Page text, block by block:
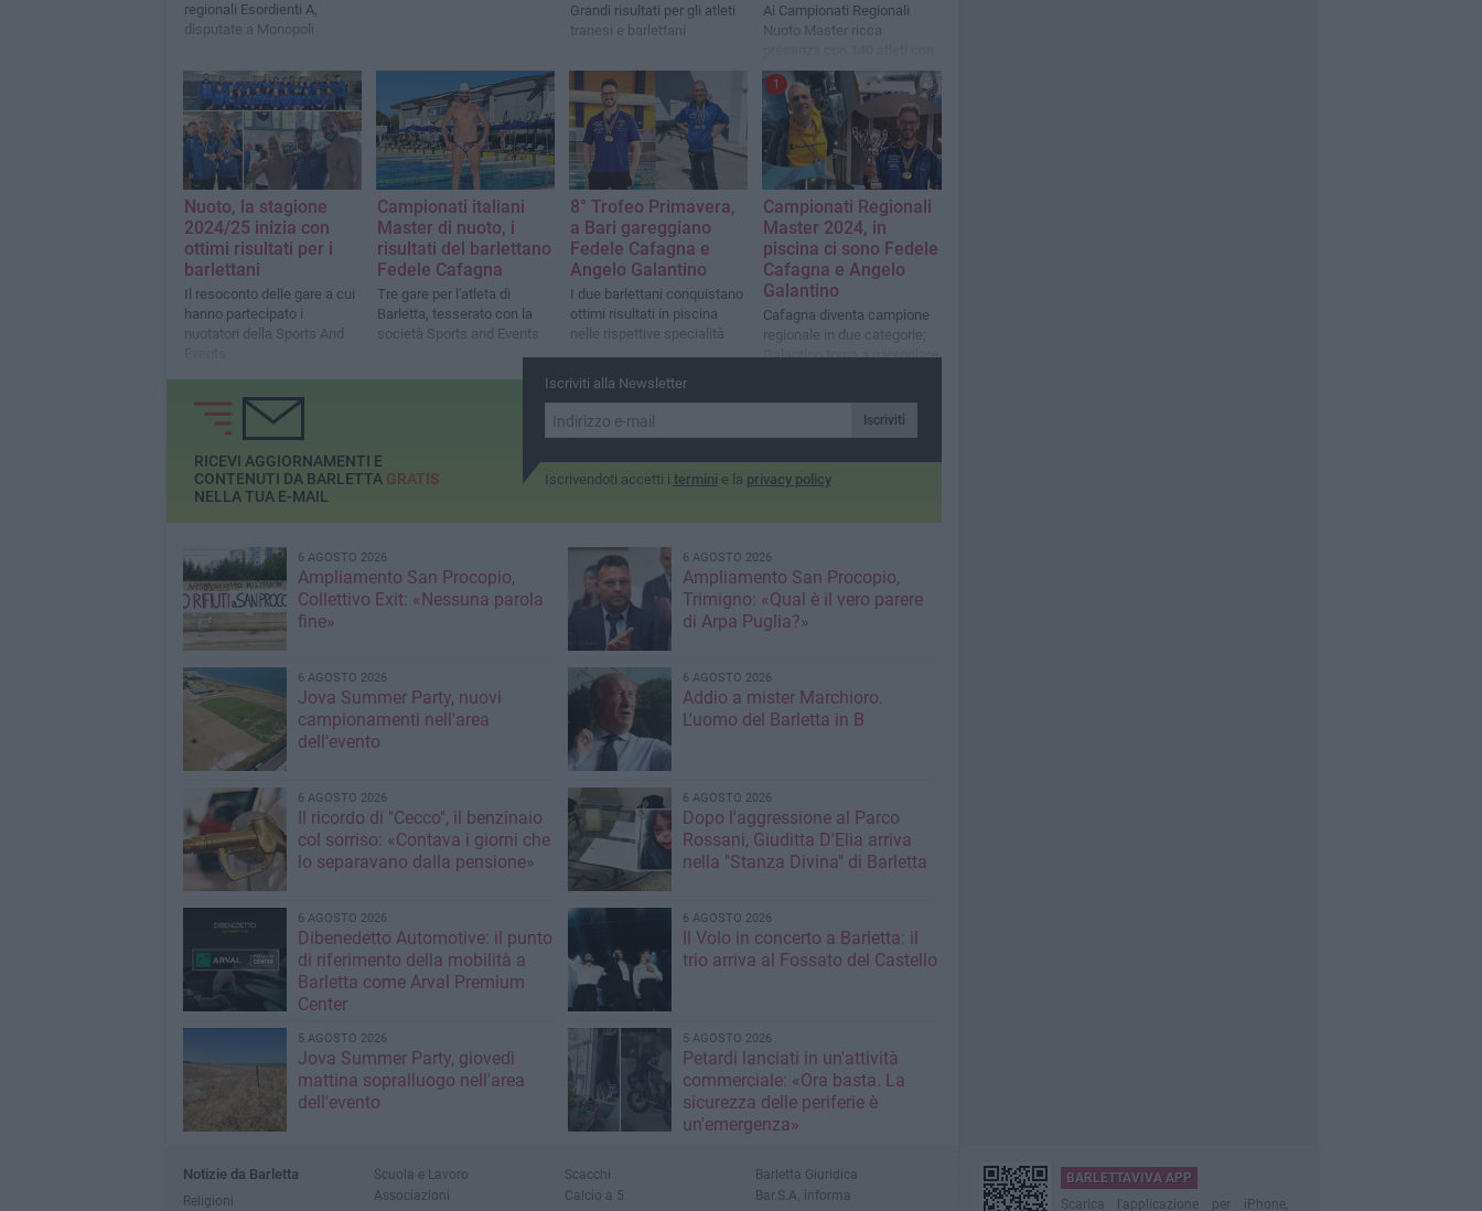
regionali Esordienti A,
disputate a Monopoli
Grandi risultati per gli atleti
tranesi e barlettani
Ai Campionati Regionali
Nuoto Master ricca
risultati di grande prestigio
Nuoto, la stagione
2024/25 inizia con
ottimi risultati per i
barlettani
Il resoconto delle gare a cui
hanno partecipato i
nuotatori della Sports And
Campionati italiani
Master di nuoto, i
risultati del barlettano
Fedele Cafagna
Tre gare per l'atleta di
Barletta, tesserato con la
società Sports and Events
8° Trofeo Primavera,
a Bari gareggiano
Fedele Cafagna e
Angelo Galantino
I due barlettani conquistano
ottimi risultati in piscina
nelle rispettive specialità
1
Campionati Regionali
Master 2024, in
piscina ci sono Fedele
Cafagna e Angelo
Galantino
Cafagna diventa campione
regionale in due categorie;
Galantino torna a gareggiare
Iscriviti alla Newsletter
Iscriviti
Iscrivendoti accetti i termini e la privacy policy
RICEVI AGGIORNAMENTI E
CONTENUTI DA BARLETTA GRATIS
NELLA TUA E-MAIL
6 AGOSTO 2026
Ampliamento San Procopio,
Collettivo Exit: «Nessuna parola
fine»
6 AGOSTO 2026
Ampliamento San Procopio,
Trimigno: «Qual è il vero parere
di Arpa Puglia?»
6 AGOSTO 2026
Jova Summer Party, nuovi
campionamenti nell'area
dell'evento
6 AGOSTO 2026
Addio a mister Marchioro.
L'uomo del Barletta in B
6 AGOSTO 2026
Il ricordo di "Cecco", il benzinaio
col sorriso: «Contava i giorni che
lo separavano dalla pensione»
6 AGOSTO 2026
Dopo l'aggressione al Parco
Rossani, Giuditta D'Elia arriva
nella "Stanza Divina" di Barletta
6 AGOSTO 2026
Dibenedetto Automotive: il punto
di riferimento della mobilità a
Barletta come Arval Premium
Center
6 AGOSTO 2026
Il Volo in concerto a Barletta: il
trio arriva al Fossato del Castello
5 AGOSTO 2026
Jova Summer Party, giovedì
mattina sopralluogo nell'area
dell'evento
5 AGOSTO 2026
Petardi lanciati in un'attività
commerciale: «Ora basta. La
sicurezza delle periferie è
un'emergenza»
Notizie da Barletta
Religioni
Scuola e Lavoro
Associazioni
Scacchi
Calcio a 5
Barletta Giuridica
Bar.S.A. informa
BARLETTAVIVA APP
Scarica l'applicazione per iPhone,